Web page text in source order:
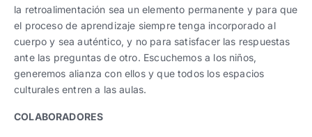
la retroalimentación sea un elemento permanente y para que
el proceso de aprendizaje siempre tenga incorporado al
cuerpo y sea auténtico, y no para satisfacer las respuestas
ante las preguntas de otro. Escuchemos a los niños,
generemos alianza con ellos y que todos los espacios
culturales entren a las aulas.
COLABORADORES